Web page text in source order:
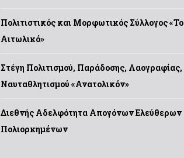
Πολιτιστικός και Μορφωτικός Σύλλογος «Το
Αιτωλικό»
Στέγη Πολιτισμού, Παράδοσης, Λαογραφίας,
Ναυταθλητισμού «Ανατολικόν»
Διεθνής Αδελφότητα Απογόνων Ελεύθερων
Πολιορκημένων